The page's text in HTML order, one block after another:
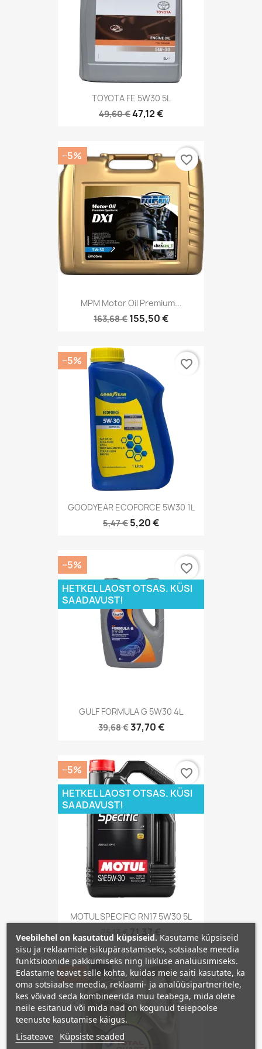
TOYOTA FE 5W30 5L
49,60 €47,12 €
MPM Motor Oil Premium...
163,68 € 155,50 €
−5% favorite_border
GOODYEAR ECOFORCE 5W30 1L
5,47 € 5,20 €
−5% favorite_border
GULF FORMULA G 5W30 4L
39,68 €37,70 €
−5%
HETKEL LAOST OTSAS. KÜSI
SAADAVUST!
favorite_border
MOTUL SPECIFIC RN17 5W30 5L
75,13 €
71,37 €
−5%
HETKEL LAOST OTSAS. KÜSI
SAADAVUST!
favorite_border
−5% favorite_border
Veebilehel on kasutatud küpsiseid.Kasutame küpsiseid
sisu ja reklaamide isikupärastamiseks, sotsiaalse meedia
funktsioonide pakkumiseks ning liikluse analüüsimiseks.
Edastame teavet selle kohta, kuidas meie saiti kasutate, ka
oma sotsiaalse meedia, reklaami- ja analüüsipartneritele,
kes võivad seda kombineerida muu teabega, mida olete
neile esitanud või mida nad on kogunud teiepoolse
teenuste kasutamise käigus.
Lisateave Küpsiste seaded